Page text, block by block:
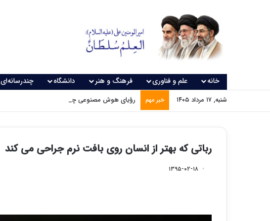
خانه علم و فناوری فرهنگ و هنر دانشگاه چندرسانه‌ای
شنبه, ۱۷ مرداد ۱۴۰۵ خبر مهم رؤیای هوش مصنوعی چه زمانی واقعی می‌شود؟
رباتی که بهتر از انسان روی بافت نرم جراحی می کند
۱۳۹۵-۰۲-۱۸